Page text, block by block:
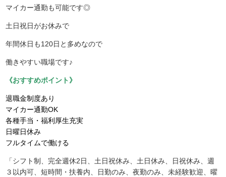
マイカー通勤も可能です◎
土日祝日がお休みで
年間休日も120日と多めなので
働きやすい職場です♪
《おすすめポイント》
退職金制度あり
マイカー通勤OK
各種手当・福利厚生充実
日曜日休み
フルタイムで働ける
「シフト制、完全週休2日、土日祝休み、土日休み、日祝休み、週
３以内可、短時間・扶養内、日勤のみ、夜勤のみ、未経験歓迎、曜